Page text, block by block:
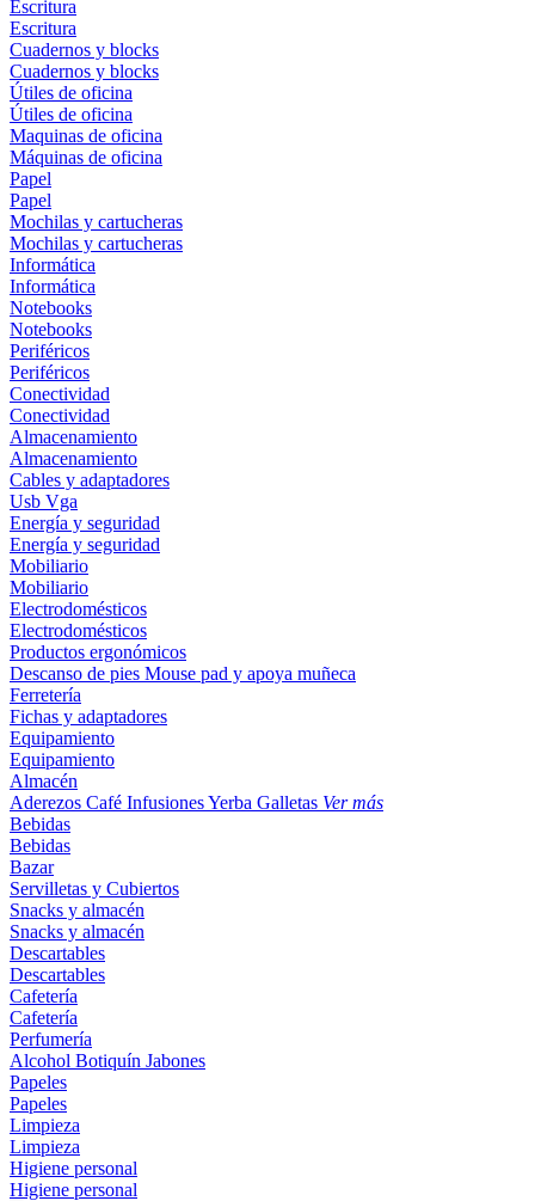
Escritura
Escritura
Cuadernos y blocks
Cuadernos y blocks
Útiles de oficina
Útiles de oficina
Maquinas de oficina
Máquinas de oficina
Papel
Papel
Mochilas y cartucheras
Mochilas y cartucheras
Informática
Informática
Notebooks
Notebooks
Periféricos
Periféricos
Conectividad
Conectividad
Almacenamiento
Almacenamiento
Cables y adaptadores
Usb Vga
Energía y seguridad
Energía y seguridad
Mobiliario
Mobiliario
Electrodomésticos
Electrodomésticos
Productos ergonómicos
Descanso de pies Mouse pad y apoya muñeca
Ferretería
Fichas y adaptadores
Equipamiento
Equipamiento
Almacén
Aderezos Café InfusionesYerba Galletas Ver más
Bebidas
Bebidas
Bazar
Servilletas y Cubiertos
Snacks y almacén
Snacks y almacén
Descartables
Descartables
Cafetería
Cafetería
Perfumería
Alcohol Botiquín Jabones
Papeles
Papeles
Limpieza
Limpieza
Higiene personal
Higiene personal